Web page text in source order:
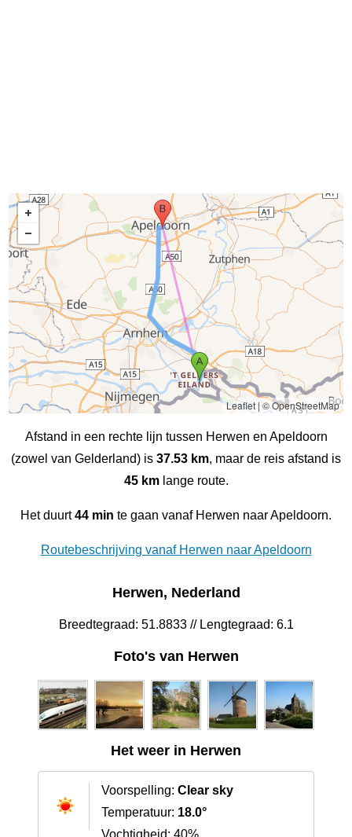
Leaflet|© OpenStreetMap
Afstand in een rechte lijn tussen Herwen en Apeldoorn
(zowel van Gelderland) is 37.53 km, maar de reis afstand is
45 kmlange route.
Het duurt44 min te gaan vanaf Herwen naar Apeldoorn.
Routebeschrijving vanaf Herwen naar Apeldoorn
Herwen, Nederland
Breedtegraad: 51.8833 // Lengtegraad: 6.1
Foto's van Herwen
Het weer in Herwen
Voorspelling: Clear sky
Temperatuur: 18.0°